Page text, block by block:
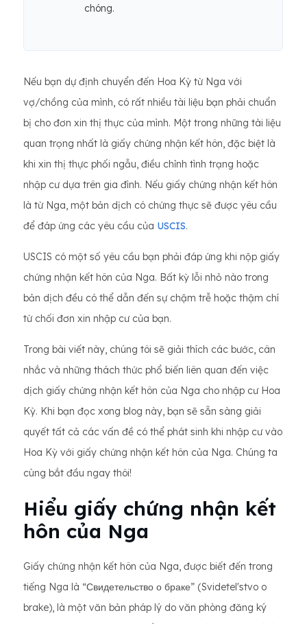
chóng.
Nếu bạn dự định chuyển đến Hoa Kỳ từ Nga với
vợ/chồng của mình, có rất nhiều tài liệu bạn phải chuẩn
bị cho đơn xin thị thực của mình. Một trong những tài liệu
quan trọng nhất là giấy chứng nhận kết hôn, đặc biệt là
khi xin thị thực phối ngẫu, điều chỉnh tình trạng hoặc
nhập cư dựa trên gia đình. Nếu giấy chứng nhận kết hôn
là từ Nga, một bản dịch có chứng thực sẽ được yêu cầu
để đáp ứng các yêu cầu của USCIS.
USCIS có một số yêu cầu bạn phải đáp ứng khi nộp giấy
chứng nhận kết hôn của Nga. Bất kỳ lỗi nhỏ nào trong
bản dịch đều có thể dẫn đến sự chậm trễ hoặc thậm chí
từ chối đơn xin nhập cư của bạn.
Trong bài viết này, chúng tôi sẽ giải thích các bước, cân
nhắc và những thách thức phổ biến liên quan đến việc
dịch giấy chứng nhận kết hôn của Nga cho nhập cư Hoa
Kỳ. Khi bạn đọc xong blog này, bạn sẽ sẵn sàng giải
quyết tất cả các vấn đề có thể phát sinh khi nhập cư vào
Hoa Kỳ với giấy chứng nhận kết hôn của Nga. Chúng ta
cùng bắt đầu ngay thôi!
Hiểu giấy chứng nhận kết
hôn của Nga
Giấy chứng nhận kết hôn của Nga, được biết đến trong
tiếng Nga là “Свидетельство о браке” (Svidetel'stvo o
brake), là một văn bản pháp lý do văn phòng đăng ký